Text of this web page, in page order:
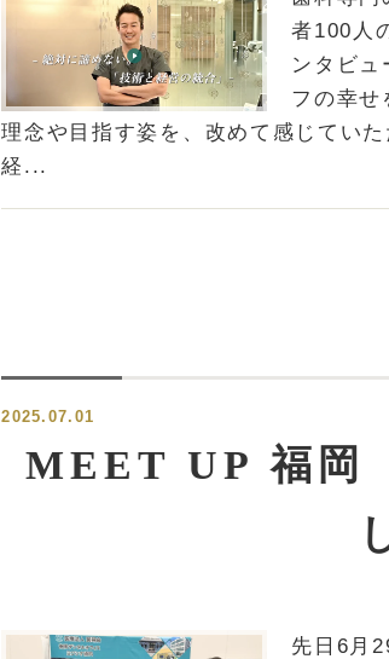
者100人
ンタビュ
フの幸せ
理念や目指す姿を、改めて感じてい
経...
2025.07.01
MEET UP 福岡
先日6月